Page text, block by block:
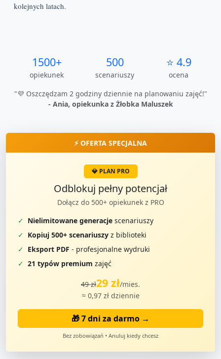
kolejnych latach.
1500+
opiekunek
500
scenariuszy
⭐ 4.9
ocena
"💜 Oszczędzam 2 godziny dziennie na planowaniu zajęć!"
- Ania, opiekunka z Żłobka Maluszek
⚡ OFERTA SPECJALNA
💎 PLAN PRO
Odblokuj pełny potencjał
Dołącz do 500+ opiekunek z PRO
✓ Nielimitowane generacje scenariuszy
✓ Kopiuj 500+ scenariuszy z biblioteki
✓ Eksport PDF - profesjonalne wydruki
✓ 21 typów premium zajęć
49 zł29 zł/mies.
≈ 0,97 zł dziennie
🎁 7 dni za darmo →
Bez zobowiązań • Anuluj kiedy chcesz